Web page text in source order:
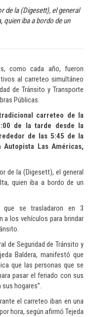
de la (Digesett), el general
quien iba a bordo de un
como cada año, fueron
al carreteo simultáneo
de Tránsito y Transporte
Públicas.
carreteo de la
de la tarde desde la
de las 5:45 de la
Las Américas,
de la (Digesett), el general
quien iba a bordo de un
que se trasladaron en 3
a los vehículos para brindar
de Seguridad de Tránsito y
Baldera, manifestó que
que las personas que se
pasar el feriado con sus
hogares”.
el carreteo iban en una
hora, según afirmó Tejeda